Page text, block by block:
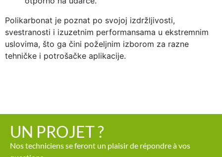
Polikarbonat je poznat po svojoj izdržljivosti,
svestranosti i izuzetnim performansama u ekstremnim
uslovima, što ga čini poželjnim izborom za razne
tehničke i potrošačke aplikacije.
UN PROJET ?
Nos techniciens se feront un plaisir de répondre à vos